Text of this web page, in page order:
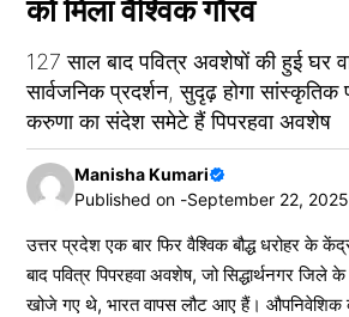
को मिला वैश्विक गौरव
127 साल बाद पवित्र अवशेषों की हुई घर
सार्वजनिक प्रदर्शन, सुदृढ़ होगा सांस्कृतिक
करुणा का संदेश समेटे हैं पिपरहवा अवशेष
Manisha Kumari
Published on -September 22, 2025
उत्तर प्रदेश एक बार फिर वैश्विक बौद्ध धरोहर के
बाद पवित्र पिपरहवा अवशेष, जो सिद्धार्थनगर जिले
खोजे गए थे, भारत वापस लौट आए हैं। औपनिवेशिक